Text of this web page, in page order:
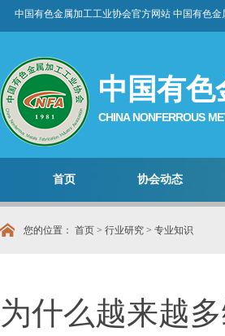
中国有色金属加工工业协会官方网站 中国有色
中国有色
CHINA NONFERROUS
首页 协会动态
您的位置： 首页 > 行业研究 > 专业知识
为什么越来越